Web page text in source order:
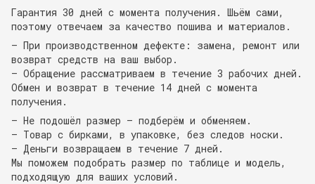
Гарантия 30 дней с момента получения. Шьём сами,
поэтому отвечаем за качество пошива и материалов.
— При производственном дефекте: замена, ремонт или
возврат средств на ваш выбор.
— Обращение рассматриваем в течение 3 рабочих дней.
Обмен и возврат в течение 14 дней с момента
получения.
— Не подошёл размер — подберём и обменяем.
— Товар с бирками, в упаковке, без следов носки.
— Деньги возвращаем в течение 7 дней.
Мы поможем подобрать размер по таблице и модель,
подходящую для ваших условий.